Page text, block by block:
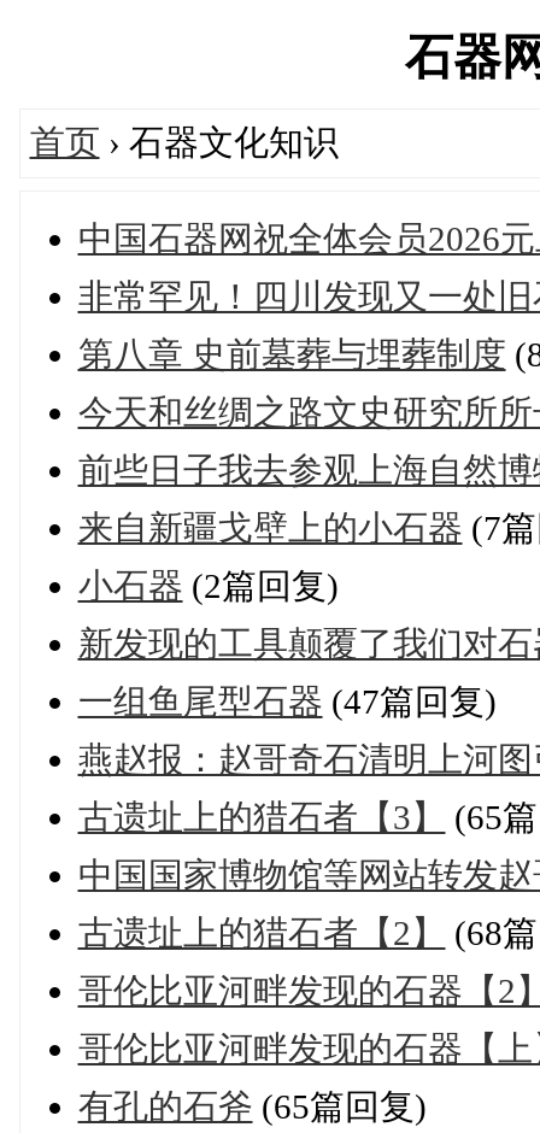
石器
首页 › 石器文化知识
中国石器网祝全体会员2026
非常罕见！四川发现又一处
第八章 史前墓葬与埋葬制度
今天和丝绸之路文史研究所
前些日子我去参观上海自然
来自新疆戈壁上的小石器 (7
小石器 (2篇回复)
新发现的工具颠覆了我们对
一组鱼尾型石器 (47篇回复)
燕赵报：赵哥奇石清明上河
古遗址上的猎石者【3】
(65
中国国家博物馆等网站转发
古遗址上的猎石者【2】
(68
哥伦比亚河畔发现的石器【2
哥伦比亚河畔发现的石器【上
有孔的石斧 (65篇回复)